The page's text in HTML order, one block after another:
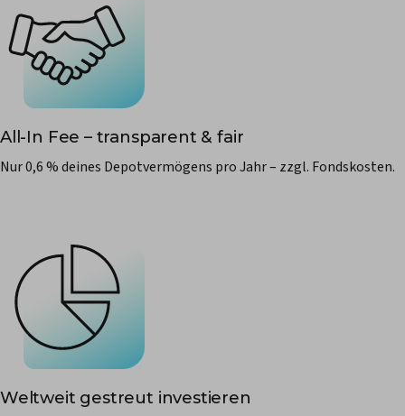
All-In Fee – transparent & fair
Nur 0,6 % deines Depotvermögens pro Jahr – zzgl. Fondskosten.
Weltweit gestreut investieren